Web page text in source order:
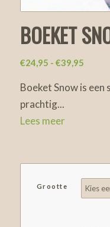
BOEKET
€24,95 - €39,95
tot
Boeket Snow is
prachtig...
Lees meer
Grootte